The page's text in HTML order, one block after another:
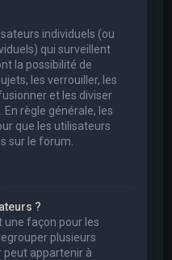
individuels (ou
qui surveillent
la possibilité de
les verrouiller, les
et les diviser
règle générale, les
que les utilisateurs
sur le forum.
?
une façon pour les
plusieurs
peut appartenir à